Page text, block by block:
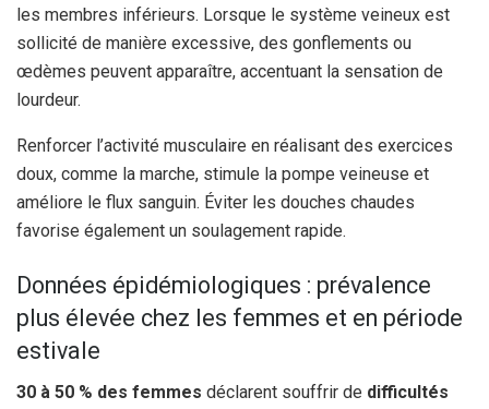
les membres inférieurs. Lorsque le système veineux est
sollicité de manière excessive, des gonflements ou
œdèmes peuvent apparaître, accentuant la sensation de
lourdeur.
Renforcer l’activité musculaire en réalisant des exercices
doux, comme la marche, stimule la pompe veineuse et
améliore le flux sanguin. Éviter les douches chaudes
favorise également un soulagement rapide.
Données épidémiologiques : prévalence
plus élevée chez les femmes et en période
estivale
30 à 50 % des femmes déclarent souffrir de difficultés